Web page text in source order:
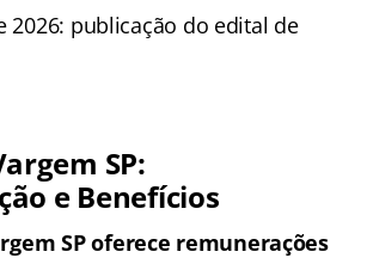
2026: publicação do edital de
SP:
e Benefícios
SP oferece remunerações